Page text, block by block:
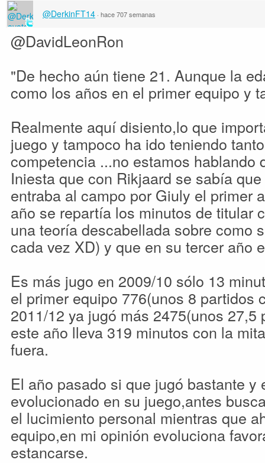
@DerkinFT14 · hace 707 semanas
@DavidLeonRon
"De hecho aún tiene 21. Aunque la
como los años en el primer equipo y
Realmente aquí disiento,lo que
juego y tampoco ha ido teniendo
competencia ...no estamos hablando
Iniesta que con Rikjaard se sabía
entraba al campo por Giuly el primer
año se repartía los minutos de titular
una teoría descabellada sobre como
cada vez XD) y que en su tercer año
Es más jugo en 2009/10 sólo 13
el primer equipo 776(unos 8 partidos
2011/12 ya jugó más 2475(unos
este año lleva 319 minutos con la
fuera.
El año pasado si que jugó bastante y
evolucionado en su juego,antes
el lucimiento personal mientras que
equipo,en mi opinión evoluciona
estancarse.